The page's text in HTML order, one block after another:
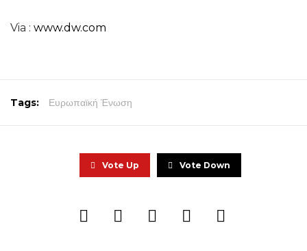
Via : www.dw.com
Tags: Ευρωπαϊκή Ένωση
Vote Up Vote Down